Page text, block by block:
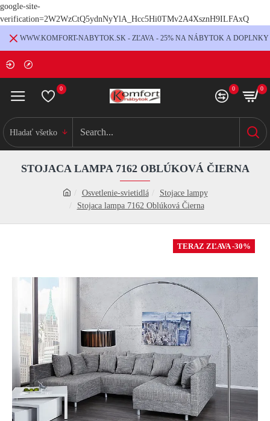
google-site-
verification=2W2WzCtQ5ydnNyYlA_Hcc5Hi0TMv2A4XsznH9ILFAxQ
WWW.KOMFORT-NABYTOK.SK - ZĽAVA - 25% NA NÁBYTOK A DOPLNKY
0 0 0
Hladať všetko
Osvetlenie-svietidlá
Stojace lampy
Stojaca lampa 7162 Oblúková Čierna
STOJACA LAMPA 7162 OBLÚKOVÁ ČIERNA
TERAZ ZĽAVA -30%